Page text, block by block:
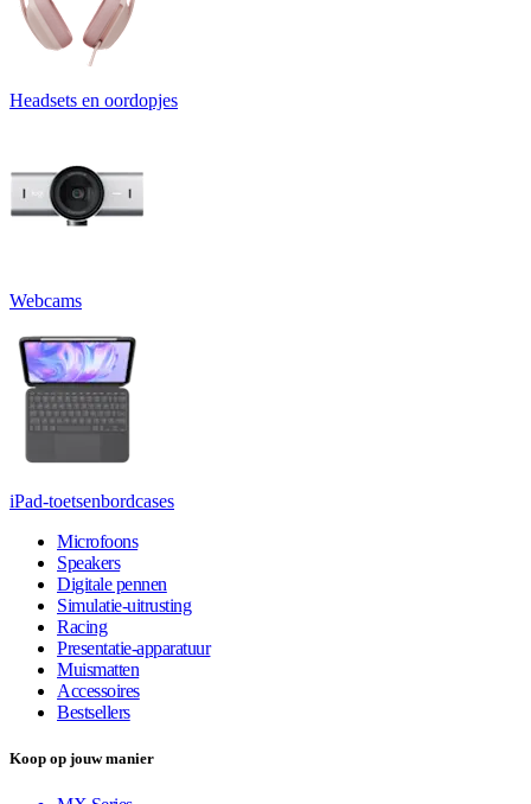
Headsets en oordopjes
Webcams
iPad-toetsenbordcases
Microfoons
Speakers
Digitale pennen
Simulatie-uitrusting
Racing
Presentatie-apparatuur
Muismatten
Accessoires
Bestsellers
Koop op jouw manier